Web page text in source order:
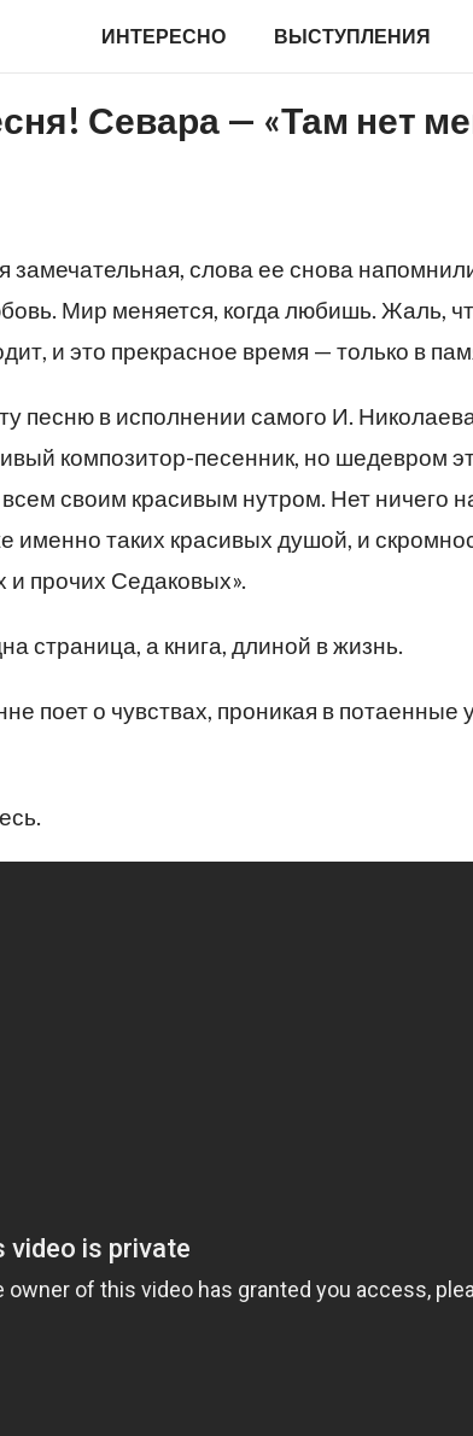
ИНТЕРЕСНО ВЫСТУПЛЕНИЯ
Севара — «Там нет
замечательная, слова ее снова
Мир меняется, когда любишь. Жаль,
и это прекрасное время — только в
песню в исполнении самого И.
композитор-песенник, но шедевром
своим красивым нутром. Нет ничего
именно таких красивых душой, и
прочих Седаковых».
страница, а книга, длиной в жизнь.
поет о чувствах, проникая в потаенные